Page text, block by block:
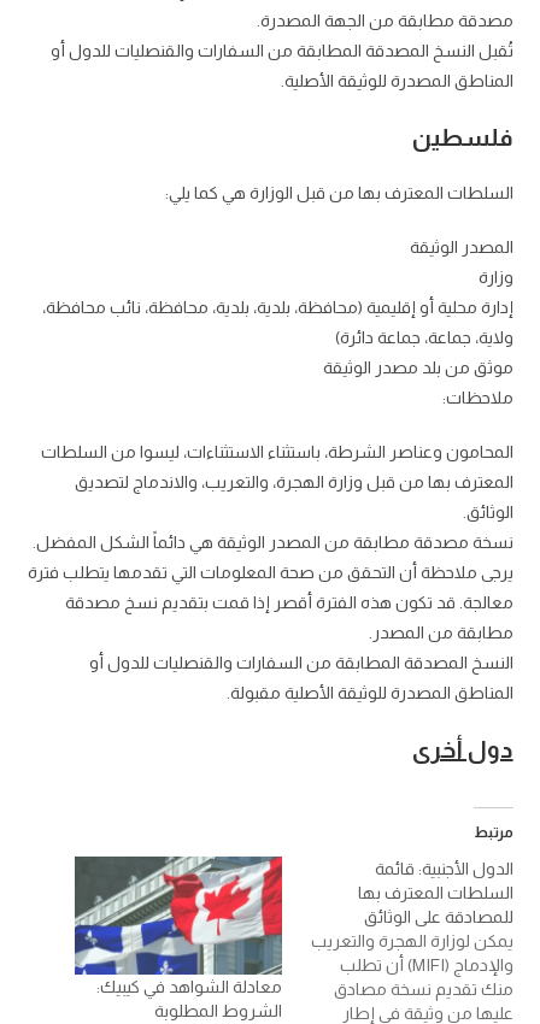
مصدقة مطابقة من الجهة المصدرة.
تُقبل النسخ المصدقة المطابقة من السفارات والقنصليات للدول أو
المناطق المصدرة للوثيقة الأصلية.
فلسطين
السلطات المعترف بها من قبل الوزارة هي كما يلي:
المصدر الوثيقة
وزارة
إدارة محلية أو إقليمية (محافظة، بلدية، بلدية، محافظة، نائب محافظة،
ولاية، جماعة، جماعة دائرة)
موثق من بلد مصدر الوثيقة
ملاحظات:
المحامون وعناصر الشرطة، باستثناء الاستثناءات، ليسوا من السلطات
المعترف بها من قبل وزارة الهجرة، والتعريب، والاندماج لتصديق
الوثائق.
نسخة مصدقة مطابقة من المصدر الوثيقة هي دائماً الشكل المفضل.
يرجى ملاحظة أن التحقق من صحة المعلومات التي تقدمها يتطلب فترة
معالجة. قد تكون هذه الفترة أقصر إذا قمت بتقديم نسخ مصدقة
مطابقة من المصدر.
النسخ المصدقة المطابقة من السفارات والقنصليات للدول أو
المناطق المصدرة للوثيقة الأصلية مقبولة.
دول أخرى
مرتبط
الدول الأجنبية: قائمة
السلطات المعترف بها
للمصادقة على الوثائق
يمكن لوزارة الهجرة والتعريب
والإدماج (MIFI) أن تطلب
منك تقديم نسخة مصادق
عليها من وثيقة في إطار
معادلة الشواهد في كيبيك:
الشروط المطلوبة